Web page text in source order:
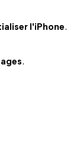
l'iPhone.
.